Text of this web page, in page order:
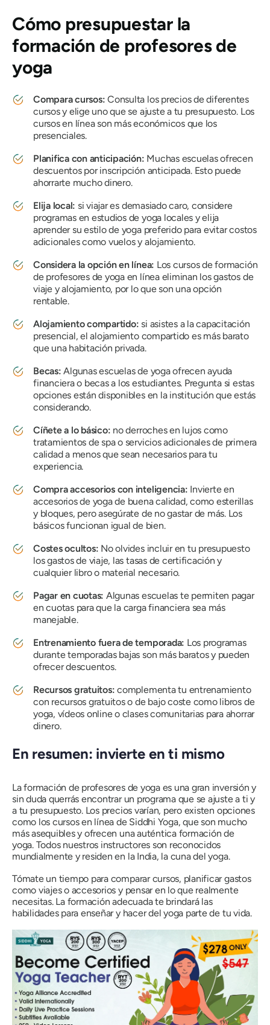
Cómo presupuestar la
formación de profesores de
yoga
Compara cursos: Consulta los precios de diferentes
cursos y elige uno que se ajuste a tu presupuesto. Los
cursos en línea son más económicos que los
presenciales.
Planifica con anticipación: Muchas escuelas ofrecen
descuentos por inscripción anticipada. Esto puede
ahorrarte mucho dinero.
Elija local: si viajar es demasiado caro, considere
programas en estudios de yoga locales y elija
aprender su estilo de yoga preferido para evitar costos
adicionales como vuelos y alojamiento.
Considera la opción en línea: Los cursos de formación
de profesores de yoga en línea eliminan los gastos de
viaje y alojamiento, por lo que son una opción
rentable.
Alojamiento compartido: si asistes a la capacitación
presencial, el alojamiento compartido es más barato
que una habitación privada.
Becas: Algunas escuelas de yoga ofrecen ayuda
financiera o becas a los estudiantes. Pregunta si estas
opciones están disponibles en la institución que estás
considerando.
Cíñete a lo básico: no derroches en lujos como
tratamientos de spa o servicios adicionales de primera
calidad a menos que sean necesarios para tu
experiencia.
Compra accesorios con inteligencia: Invierte en
accesorios de yoga de buena calidad, como esterillas
y bloques, pero asegúrate de no gastar de más. Los
básicos funcionan igual de bien.
Costes ocultos: No olvides incluir en tu presupuesto
los gastos de viaje, las tasas de certificación y
cualquier libro o material necesario.
Pagar en cuotas: Algunas escuelas te permiten pagar
en cuotas para que la carga financiera sea más
manejable.
Entrenamiento fuera de temporada: Los programas
durante temporadas bajas son más baratos y pueden
ofrecer descuentos.
Recursos gratuitos: complementa tu entrenamiento
con recursos gratuitos o de bajo coste como libros de
yoga, vídeos online o clases comunitarias para ahorrar
dinero.
En resumen: invierte en ti mismo
La formación de profesores de yoga es una gran inversión y
sin duda querrás encontrar un programa que se ajuste a ti y
a tu presupuesto. Los precios varían, pero existen opciones
como los cursos en línea de Siddhi Yoga, que son mucho
más asequibles y ofrecen una auténtica formación de
yoga. Todos nuestros instructores son reconocidos
mundialmente y residen en la India, la cuna del yoga.
Tómate un tiempo para comparar cursos, planificar gastos
como viajes o accesorios y pensar en lo que realmente
necesitas. La formación adecuada te brindará las
habilidades para enseñar y hacer del yoga parte de tu vida.